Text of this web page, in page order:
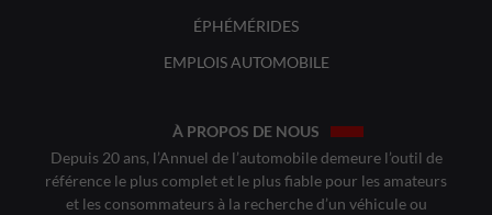
ÉPHÉMÉRIDES
EMPLOIS AUTOMOBILE
À PROPOS DE NOUS
Depuis 20 ans, l’Annuel de l’automobile demeure l’outil de
référence le plus complet et le plus fiable pour les amateurs
et les consommateurs à la recherche d’un véhicule ou